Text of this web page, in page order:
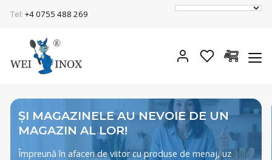
Tel: +4 0755 488 269
ȘI MAGAZINELE AU NEVOIE DE UN
MAGAZIN AL LOR!
Împreună în afaceri de viitor cu produse de menaj, uz